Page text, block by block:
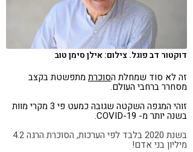
טבעונות
דוקטור דב פוגל. צילום: אילן סימן טוב
זה לא סוד שמחלת הסוכרתמתפשטת בקצב
מסחרר ברחבי העולם.
זוהי המגפה השקטה שגובה כמעט פי 3 מקרי מוות
בשנה יותר מ- 19-COVID.
בשנת 2020 בלבד לפי הערכות, הסוכרת הרגה 4.2
מיליון בני אדם!